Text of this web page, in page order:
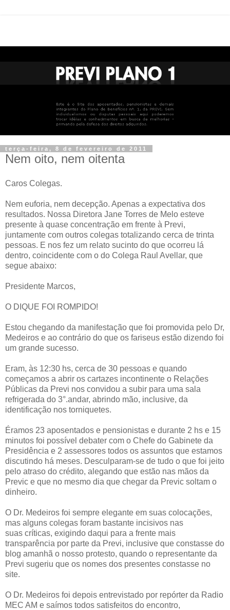
terça-feira, 8 de fevereiro de 2011
Nem oito, nem oitenta
Caros Colegas.
Nem euforia, nem decepção. Apenas a expectativa dos
resultados. Nossa Diretora Jane Torres de Melo esteve
presente à quase concentração em frente à Previ,
juntamente com outros colegas totalizando cerca de trinta
pessoas. E nos fez um relato sucinto do que ocorreu lá
dentro, coincidente com o do Colega Raul Avellar, que
segue abaixo:
Presidente Marcos,
O DIQUE FOI ROMPIDO!
Estou chegando da manifestação que foi promovida pelo Dr,
Medeiros e ao contrário do que os fariseus estão dizendo foi
um grande sucesso.
Eram, às 12:30 hs, cerca de 30 pessoas e quando
começamos a abrir os cartazes incontinente o Relações
Públicas da Previ nos convidou a subir para uma sala
refrigerada do 3°.andar, abrindo mão, inclusive, da
identificação nos torniquetes.
Éramos 23 aposentados e pensionistas e durante 2 hs e 15
minutos foi possível debater com o Chefe do Gabinete da
Presidência e 2 assessores todos os assuntos que estamos
discutindo há meses. Desculparam-se de tudo o que foi jeito
pelo atraso do crédito, alegando que estão nas mãos da
Previc e que no mesmo dia que chegar da Previc soltam o
dinheiro.
O Dr. Medeiros foi sempre elegante em suas colocações,
mas alguns colegas foram bastante incisivos nas
suas críticas, exigindo daqui para a frente mais
transparência por parte da Previ, inclusive que constasse do
blog amanhã o nosso protesto, quando o representante da
Previ sugeriu que os nomes dos presentes constasse no
site.
O Dr. Medeiros foi depois entrevistado por repórter da Radio
MEC AM e saímos todos satisfeitos do encontro,